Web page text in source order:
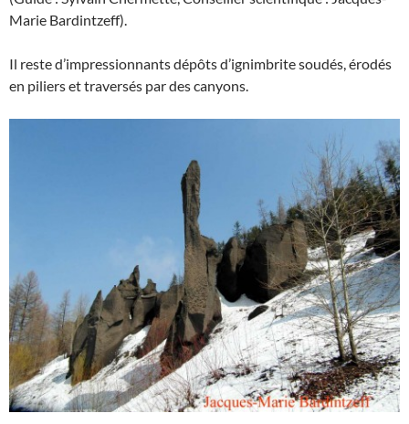
Marie Bardintzeff).
Il reste d’impressionnants dépôts d’ignimbrite soudés, érodés
en piliers et traversés par des canyons.